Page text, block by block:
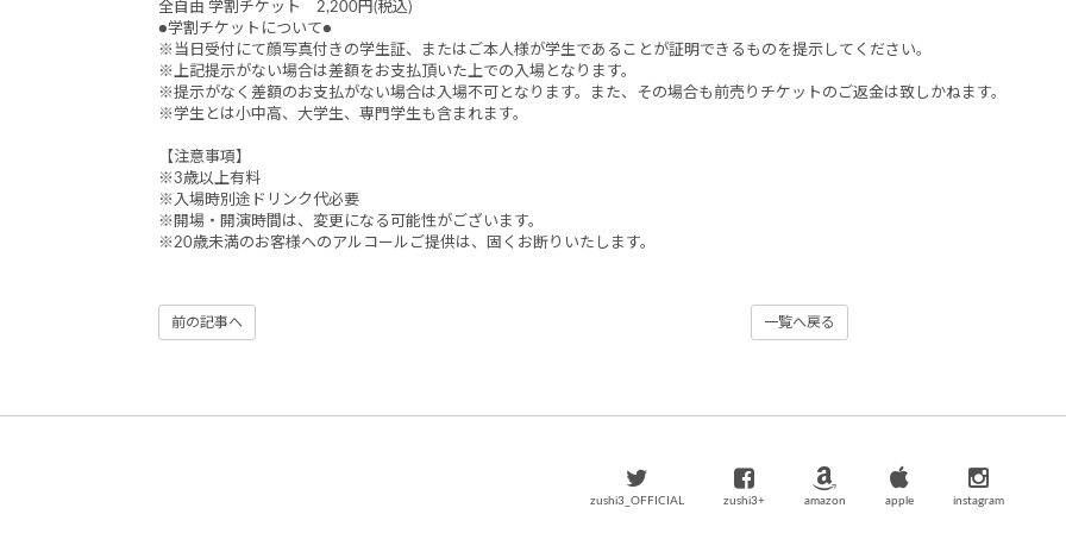
全自由 学割チケット 2,200円(税込)
●学割チケットについて●
※当日受付にて顔写真付きの学生証、またはご本人様が学生であることが証明できるものを提示してください。
※上記提示がない場合は差額をお支払頂いた上での入場となります。
※提示がなく差額のお支払がない場合は入場不可となります。また、その場合も前売りチケットのご返金は致しかねます。
※学生とは小中高、大学生、専門学生も含まれます。
【注意事項】
※3歳以上有料
※入場時別途ドリンク代必要
※開場・開演時間は、変更になる可能性がございます。
※20歳未満のお客様へのアルコールご提供は、固くお断りいたします。
一覧へ戻る
前の記事へ
zushi3_OFFICIAL zushi3+ amazon apple instagram